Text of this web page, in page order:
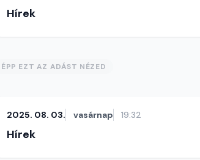
Hírek
ÉPP EZT AZ ADÁST NÉZED
2025. 08. 03. vasárnap 19:32
Hírek